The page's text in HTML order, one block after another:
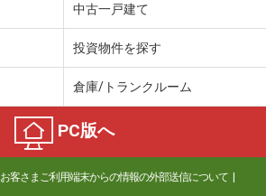
中古一戸建て
投資物件を探す
倉庫/トランクルーム
PC版へ
お客さまご利用端末からの情報の外部送信について